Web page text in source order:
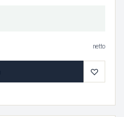
netto
♡